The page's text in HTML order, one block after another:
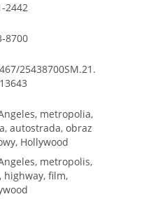
2442
8700
25438700SM.21.
metropolia,
autostrada, obraz
Hollywood
metropolis,
highway, film,